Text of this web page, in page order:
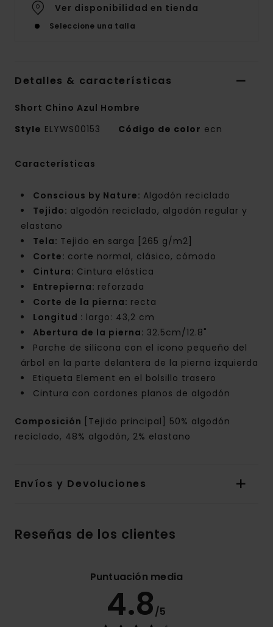
Ver disponibilidad en tienda
Seleccione una talla
Detalles & características
Short Chino Azul Hombre
Style ELYWS00153 Código de color ecn
Características
Conscious by Nature: Algodón reciclado
Tejido: algodón reciclado, algodón regular y
elastano
Tela: Tejido en sarga [265 g/m2]
Corte: corte normal, clásico, cómodo
Cintura: Cintura elástica
Entrepierna: reforzada
Corte de la pierna: recta
Longitud : largo: 43,2 cm
Abertura de la pierna: 32.5cm/12.8"
Parche de silicona con el icono pequeño del
árbol en la parte delantera de la pierna izquierda
Etiqueta Element en el bolsillo trasero
Cintura con cordones planos de algodón
Composición
[Tejido principal] 50% algodón
reciclado, 48% algodón, 2% elastano
Envíos y Devoluciones
Reseñas de los clientes
Puntuación media
4.8/5